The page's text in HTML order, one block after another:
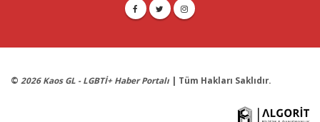
© 2026 Kaos GL - LGBTİ+ Haber Portalı | Tüm Hakları Saklıdır.